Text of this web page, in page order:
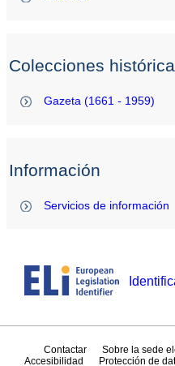
Colecciones
Gazeta (1661 - 1959)
Información
Servicios de información
Contactar Sobre la sede
Accesibilidad
Protección de